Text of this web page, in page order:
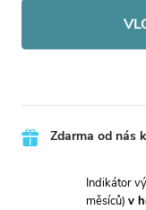
Zdarma od nás
Indikátor
měsíců) v